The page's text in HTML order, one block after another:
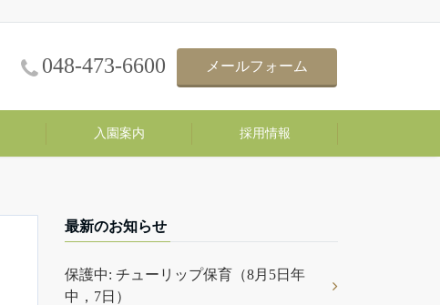
048-473-6600 メールフォーム
入園案内 採用情報
最新のお知らせ
保護中: チューリップ保育（8月5日年
中，7日）